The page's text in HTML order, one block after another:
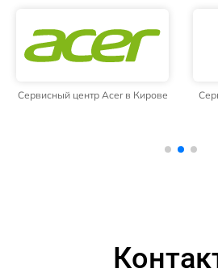
Сервисный центр Acer в Кирове